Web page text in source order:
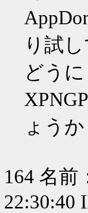
り試
どう
ょう
164 名前
22:30:40